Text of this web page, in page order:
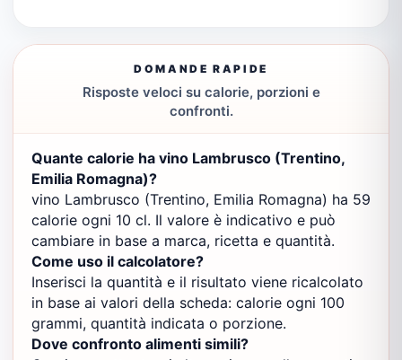
DOMANDE RAPIDE
Risposte veloci su calorie, porzioni e
confronti.
Quante calorie ha vino Lambrusco (Trentino,
Emilia Romagna)?
vino Lambrusco (Trentino, Emilia Romagna) ha 59
calorie ogni 10 cl. Il valore è indicativo e può
cambiare in base a marca, ricetta e quantità.
Come uso il calcolatore?
Inserisci la quantità e il risultato viene ricalcolato
in base ai valori della scheda: calorie ogni 100
grammi, quantità indicata o porzione.
Dove confronto alimenti simili?